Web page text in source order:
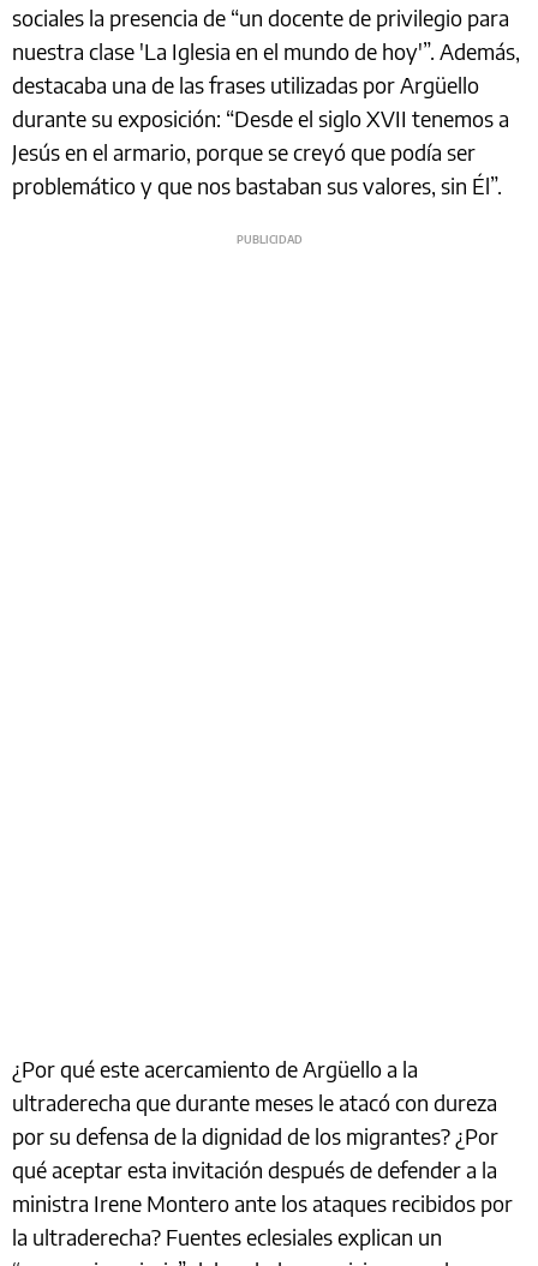
sociales la presencia de “un docente de privilegio para
nuestra clase 'La Iglesia en el mundo de hoy'”. Además,
destacaba una de las frases utilizadas por Argüello
durante su exposición: “Desde el siglo XVII tenemos a
Jesús en el armario, porque se creyó que podía ser
problemático y que nos bastaban sus valores, sin Él”.
¿Por qué este acercamiento de Argüello a la
ultraderecha que durante meses le atacó con dureza
por su defensa de la dignidad de los migrantes? ¿Por
qué aceptar esta invitación después de defender a la
ministra Irene Montero ante los ataques recibidos por
la ultraderecha? Fuentes eclesiales explican un